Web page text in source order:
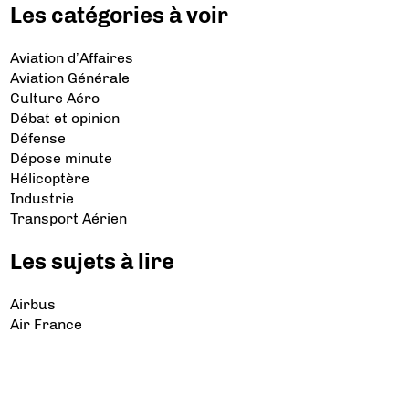
Les catégories à voir
Aviation d’Affaires
Aviation Générale
Culture Aéro
Débat et opinion
Défense
Dépose minute
Hélicoptère
Industrie
Transport Aérien
Les sujets à lire
Airbus
Air France